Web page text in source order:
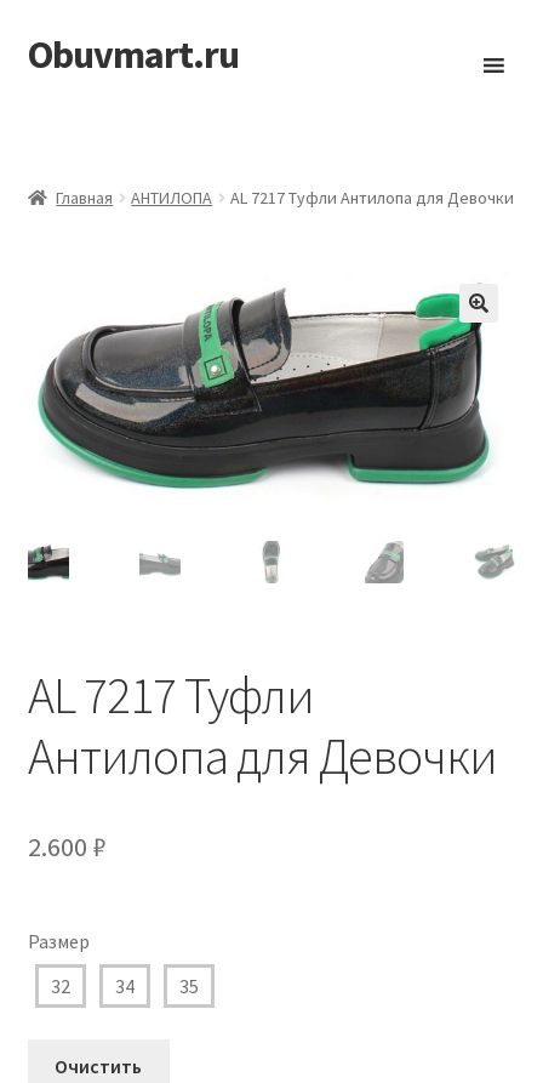
Перейти
к
Перейти
к
Obuvmart.ru
Главная АHТИЛОПА AL 7217 Туфли Антилопа для Девочки
🔍
AL 7217 Туфли
Антилопа для Девочки
2.600 ₽
Размер
32
34 35
Очистить